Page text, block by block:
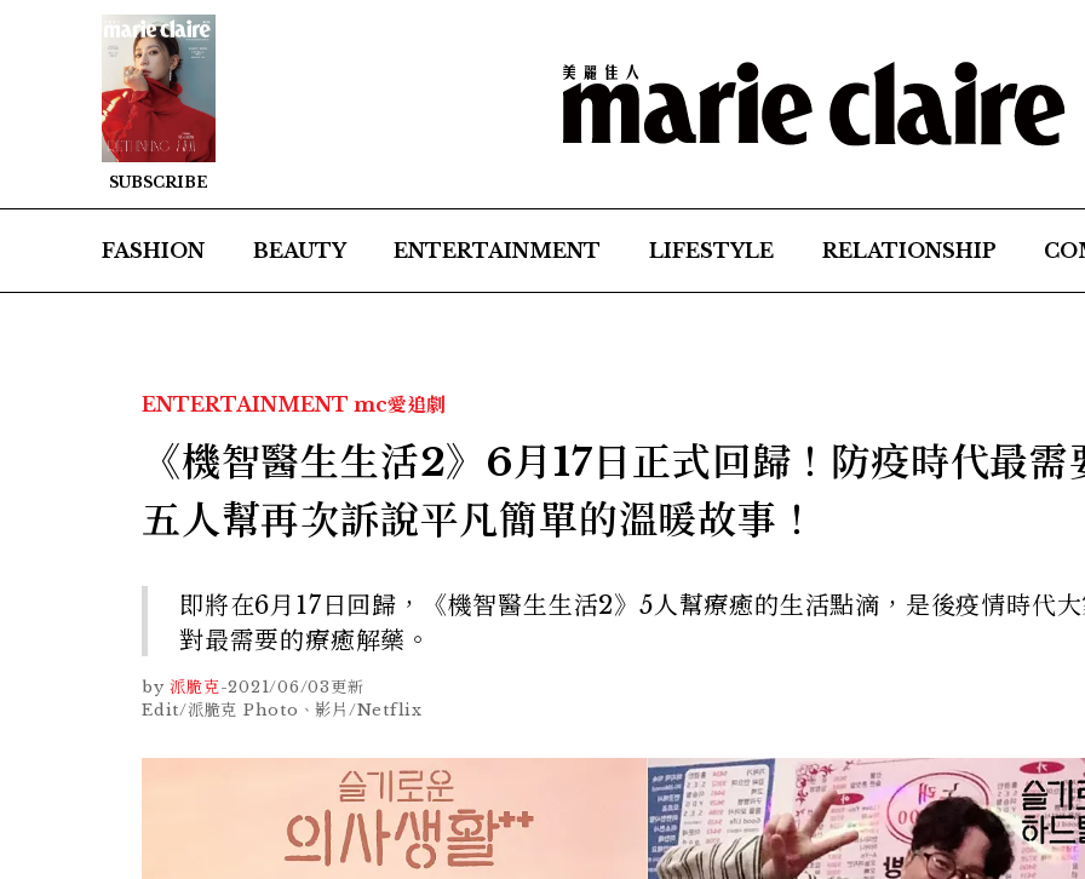
SUBSCRIBE
FASHION BEAUTY ENTERTAINMENT LIFESTYLE RELATIONSHIP
ENTERTAINMENT mc愛追劇
《機智醫生生活2》6月17日正式回歸！防疫時代最需
五人幫再次訴說平凡簡單的溫暖故事！
即將在6月17日回歸，《機智醫生生活2》5人幫療癒的生活點滴，是後疫情時代
對最需要的療癒解藥。
by 派脆克-2021/06/03更新
Edit/派脆克 Photo、影片/Netflix